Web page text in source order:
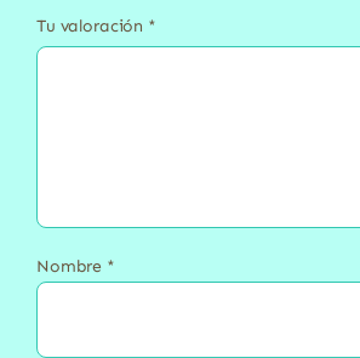
Tu valoración *
Nombre *